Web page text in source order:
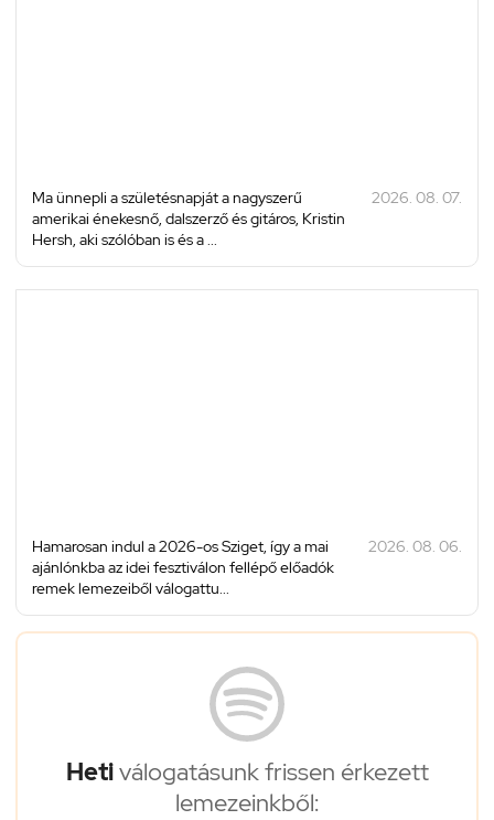
Ma ünnepli a születésnapját a nagyszerű
amerikai énekesnő, dalszerző és gitáros, Kristin
Hersh, aki szólóban is és a ...
2026. 08. 07.
Hamarosan indul a 2026-os Sziget, így a mai
ajánlónkba az idei fesztiválon fellépő előadók
remek lemezeiből válogattu...
2026. 08. 06.
Hetiválogatásunk frissen érkezett
lemezeinkből: